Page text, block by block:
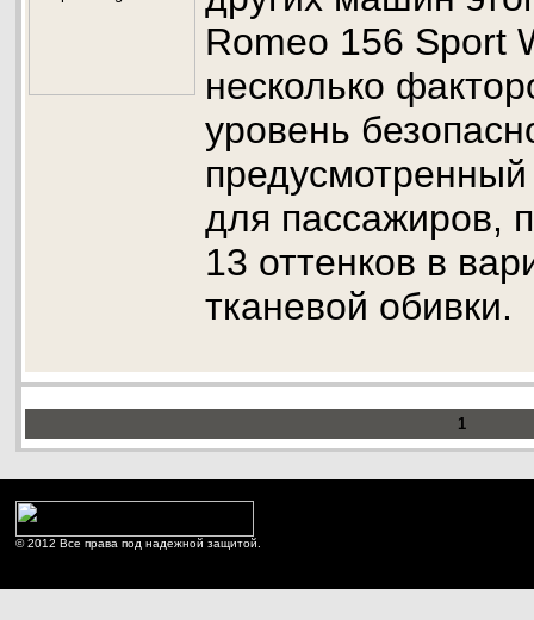
Romeo 156 Sport
несколько
уровень
для пассажиров,
13 оттенков в
тканевой обивки.
1
© 2012 Все права под надежной защитой.